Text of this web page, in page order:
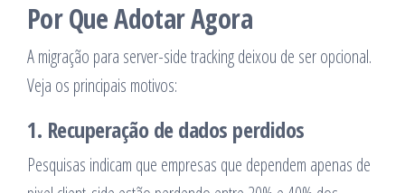
Por Que Adotar Agora
A migração para server-side tracking deixou de ser opcional.
Veja os principais motivos:
1. Recuperação de dados perdidos
Pesquisas indicam que empresas que dependem apenas de